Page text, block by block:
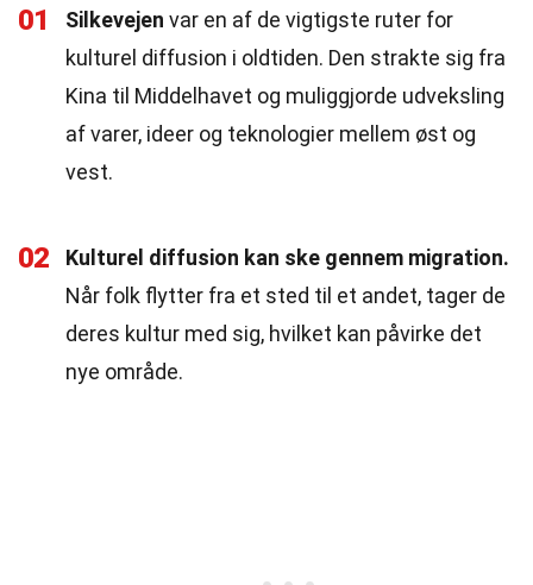
01 Silkevejen var en af de vigtigste ruter for
kulturel diffusion i oldtiden. Den strakte sig fra
Kina til Middelhavet og muliggjorde udveksling
af varer, ideer og teknologier mellem øst og
vest.
02
Kulturel diffusion kan ske gennem migration.
Når folk flytter fra et sted til et andet, tager de
deres kultur med sig, hvilket kan påvirke det
nye område.